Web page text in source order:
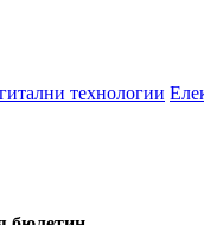
технологии